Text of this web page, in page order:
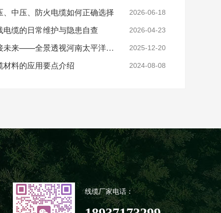
中压、防火电缆如何正确选择 2026-06-18
缆的日常维护与隐患自查 2026-04-23
实力铸就信任，匠心连接未来——全景透视河南太平洋电缆厂 2025-12-20
料的应用要点介绍 2024-08-08
线缆厂家电话：